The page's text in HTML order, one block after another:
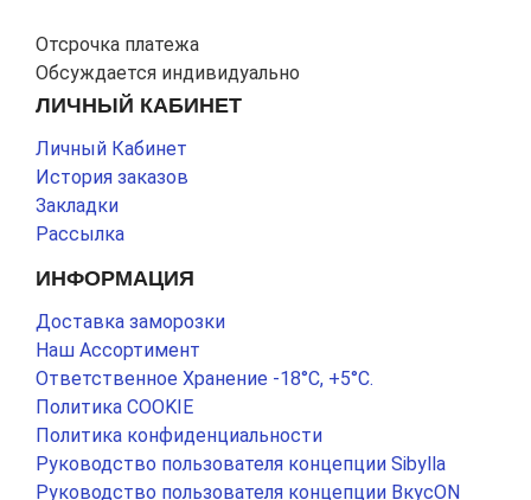
Отсрочка платежа
Обсуждается индивидуально
ЛИЧНЫЙ КАБИНЕТ
Личный Кабинет
История заказов
Закладки
Рассылка
ИНФОРМАЦИЯ
Доставка заморозки
Наш Ассортимент
Ответственное Хранение -18°С, +5°С.
Политика COOKIE
Политика конфиденциальности
Руководство пользователя концепции Sibylla
Руководство пользователя концепции ВкусON